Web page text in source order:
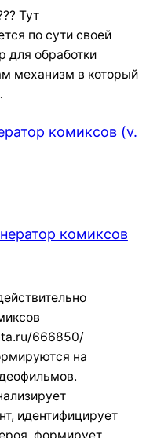
Тут
по сути своей
для обработки
механизм в который
комиксов (v.
комиксов
666850/
на
идентифицирует